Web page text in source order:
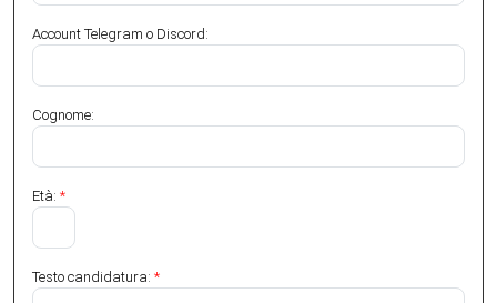
Account Telegram o Discord:
Cognome:
Età: *
Testo candidatura: *